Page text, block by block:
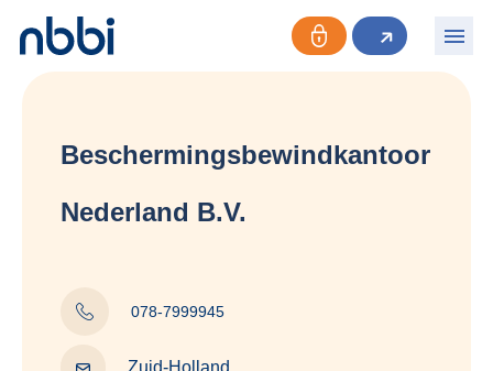
Beschermingsbewindkantoor
Nederland B.V.
078-7999945
Zuid-Holland